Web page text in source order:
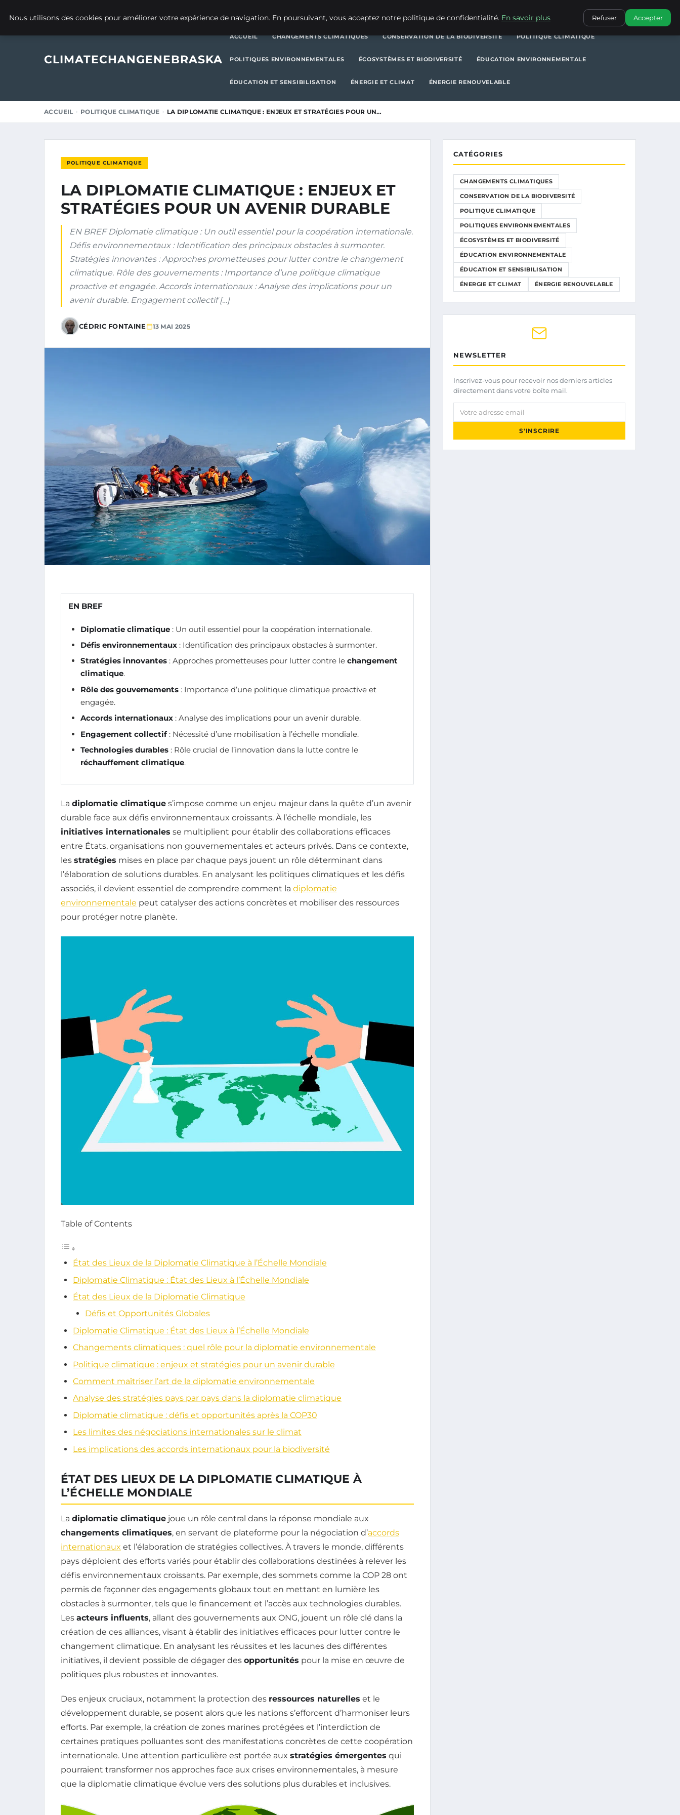
POLITIQUES ENVIRONNEMENTALES
CLIMATECHANGENEBRASKA
ACCUEIL CHANGEMENTS CLIMATIQUES CONSERVATION DE LA BIODIVERSITÉ POLITIQUE CLIMATIQUE
POLITIQUES ENVIRONNEMENTALES ÉCOSYSTÈMES ET BIODIVERSITÉ ÉDUCATION ENVIRONNEMENTALE
ÉDUCATION ET SENSIBILISATION ÉNERGIE ET CLIMAT ÉNERGIE RENOUVELABLE
ACCUEIL POLITIQUE CLIMATIQUE LA DIPLOMATIE CLIMATIQUE : ENJEUX ET STRATÉGIES POUR UN…
POLITIQUE CLIMATIQUE
LA DIPLOMATIE CLIMATIQUE : ENJEUX ET
STRATÉGIES POUR UN AVENIR DURABLE
EN BREF Diplomatie climatique : Un outil essentiel pour la coopération internationale.
Défis environnementaux : Identification des principaux obstacles à surmonter.
Stratégies innovantes : Approches prometteuses pour lutter contre le changement
climatique. Rôle des gouvernements : Importance d’une politique climatique
proactive et engagée. Accords internationaux : Analyse des implications pour un
avenir durable. Engagement collectif […]
CÉDRIC FONTAINE 13 MAI 2025
EN BREF
Diplomatie climatique : Un outil essentiel pour la coopération internationale.
Défis environnementaux : Identification des principaux obstacles à surmonter.
Stratégies innovantes : Approches prometteuses pour lutter contre le changement
climatique.
Rôle des gouvernements : Importance d’une politique climatique proactive et
engagée.
Accords internationaux : Analyse des implications pour un avenir durable.
Engagement collectif: Nécessité d’une mobilisation à l’échelle mondiale.
Technologies durables : Rôle crucial de l’innovation dans la lutte contre le
réchauffement climatique.
La diplomatie climatique s’impose comme un enjeu majeur dans la quête d’un avenir
durable face aux défis environnementaux croissants. À l’échelle mondiale, les
initiatives internationales se multiplient pour établir des collaborations efficaces
entre États, organisations non gouvernementales et acteurs privés. Dans ce contexte,
les stratégies mises en place par chaque pays jouent un rôle déterminant dans
l’élaboration de solutions durables. En analysant les politiques climatiques et les défis
associés, il devient essentiel de comprendre comment la diplomatie
environnementale peut catalyser des actions concrètes et mobiliser des ressources
pour protéger notre planète.
Table of Contents
État des Lieux de la Diplomatie Climatique à l’Échelle Mondiale
Diplomatie Climatique : État des Lieux à l’Échelle Mondiale
État des Lieux de la Diplomatie Climatique
Défis et Opportunités Globales
Diplomatie Climatique : État des Lieux à l’Échelle Mondiale
Changements climatiques : quel rôle pour la diplomatie environnementale
Politique climatique : enjeux et stratégies pour un avenir durable
Comment maîtriser l’art de la diplomatie environnementale
Analyse des stratégies pays par pays dans la diplomatie climatique
Diplomatie climatique : défis et opportunités après la COP30
Les limites des négociations internationales sur le climat
Les implications des accords internationaux pour la biodiversité
ÉTAT DES LIEUX DE LA DIPLOMATIE CLIMATIQUE À
L’ÉCHELLE MONDIALE
La diplomatie climatique joue un rôle central dans la réponse mondiale aux
changements climatiques, en servant de plateforme pour la négociation d’accords
internationaux et l’élaboration de stratégies collectives. À travers le monde, différents
pays déploient des efforts variés pour établir des collaborations destinées à relever les
défis environnementaux croissants. Par exemple, des sommets comme la COP 28 ont
permis de façonner des engagements globaux tout en mettant en lumière les
obstacles à surmonter, tels que le financement et l’accès aux technologies durables.
Les acteurs influents, allant des gouvernements aux ONG, jouent un rôle clé dans la
création de ces alliances, visant à établir des initiatives efficaces pour lutter contre le
changement climatique. En analysant les réussites et les lacunes des différentes
initiatives, il devient possible de dégager des opportunités pour la mise en œuvre de
politiques plus robustes et innovantes.
Des enjeux cruciaux, notamment la protection des ressources naturelles et le
développement durable, se posent alors que les nations s’efforcent d’harmoniser leurs
efforts. Par exemple, la création de zones marines protégées et l’interdiction de
certaines pratiques polluantes sont des manifestations concrètes de cette coopération
internationale. Une attention particulière est portée aux stratégies émergentes qui
pourraient transformer nos approches face aux crises environnementales, à mesure
que la diplomatie climatique évolue vers des solutions plus durables et inclusives.
CATÉGORIES
CHANGEMENTS CLIMATIQUES
CONSERVATION DE LA BIODIVERSITÉ
POLITIQUE CLIMATIQUE
POLITIQUES ENVIRONNEMENTALES
ÉCOSYSTÈMES ET BIODIVERSITÉ
ÉDUCATION ENVIRONNEMENTALE
ÉDUCATION ET SENSIBILISATION
ÉNERGIE ET CLIMAT ÉNERGIE RENOUVELABLE
NEWSLETTER
Inscrivez-vous pour recevoir nos derniers articles
directement dans votre boîte mail.
Votre adresse email
S'INSCRIRE
Nous utilisons des cookies pour améliorer votre expérience de navigation. En poursuivant, vous acceptez notre politique de confidentialité. En savoir plus Refuser Accepter